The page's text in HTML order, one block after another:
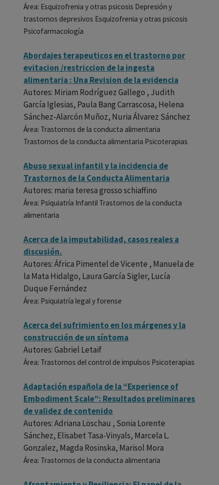
Área: Esquizofrenia y otras psicosis Depresión y
trastornos depresivos Esquizofrenia y otras psicosis
Psicofarmacología
Abordajes terapeuticos en el trastorno por
evitacion /restriccion de la ingesta
alimentaria : Una Revision de la evidencia
Autores: Miriam Rodríguez Gallego , Judith
García Iglesias, Paula Bang Carrascosa, Helena
Sánchez-Alarcón Muñoz, Nuria Álvarez Sánchez
Área: Trastornos de la conducta alimentaria
Trastornos de la conducta alimentaria Psicoterapias
Abuso sexual infantil y la incidencia de
Trastornos de la Conducta Alimentaria
Autores: maria teresa grosso schiaffino
Área: Psiquiatría Infantil Trastornos de la conducta
alimentaria
Acerca de la imputabilidad, casos reales a
discusión.
Autores: África Pimentel de Vicente , Manuela de
la Mata Hidalgo, Laura García Sigler, Lucía
Duque Fernández
Área: Psiquiatría legal y forense
Acerca del sufrimiento en los márgenes y la
construcción de un síntoma
Autores: Gabriel Letaif
Área: Trastornos del control de impulsos Psicoterapias
Adaptación española de la “Experience of
Embodiment Scale”: Resultados preliminares
de validez de contenido
Autores: Adriana Löschau , Sonia Lorente
Sánchez, Elisabet Tasa-Vinyals, Marcela L.
Gonzalez, Magda Rosinska, Marisol Mora
Área: Trastornos de la conducta alimentaria